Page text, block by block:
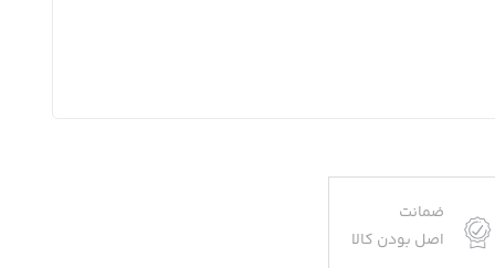
ضمانت
اصل بودن کالا